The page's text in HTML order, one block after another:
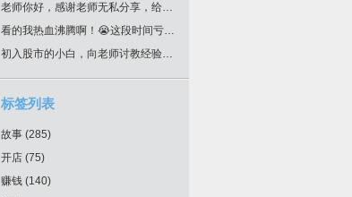
老师你好，感谢老师无私分享，给你邮箱留言了哈，我要学习交易技术课程！一定给我回复哈
看的我热血沸腾啊！😭这段时间亏惨了
初入股市的小白，向老师讨教经验！收藏了
标签列表
故事 (285)
开店 (75)
赚钱 (140)